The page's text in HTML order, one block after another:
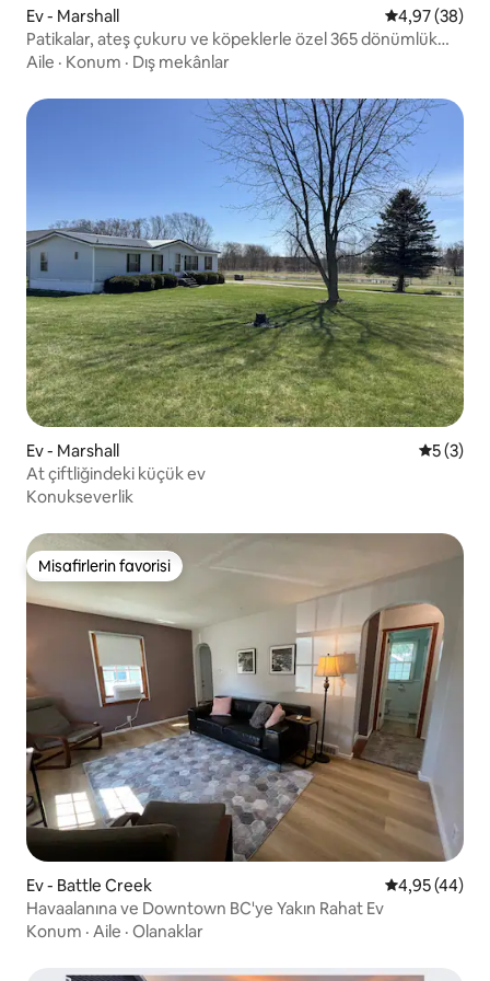
Ev - Marshall 5 üzerinden
4,97 (38)
Patikalar, ateş çukuru ve köpeklerle özel 365 dönümlük
inziva yeri
Aile · Konum · Dış mekânlar
Ev - Marshall 55 (3)
At çiftliğindeki küçük ev
Konukseverlik
Misafirlerin favorisi
Misafirlerin favorisi
Ev - Battle Creek 5 üzerinden
4,95 (44)
Havaalanına ve Downtown BC'ye Yakın Rahat Ev
Konum · Aile · Olanaklar